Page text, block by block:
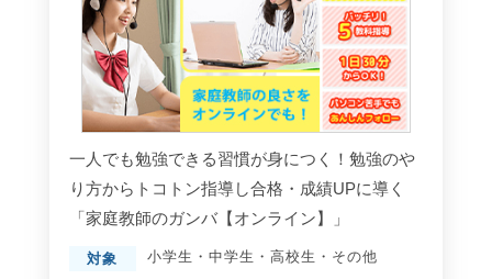
一人でも勉強できる習慣が身につく！勉強のや
り方からトコトン指導し合格・成績UPに導く
「家庭教師のガンバ【オンライン】」
対象 小学生 ・ 中学生 ・ 高校生 ・ その他